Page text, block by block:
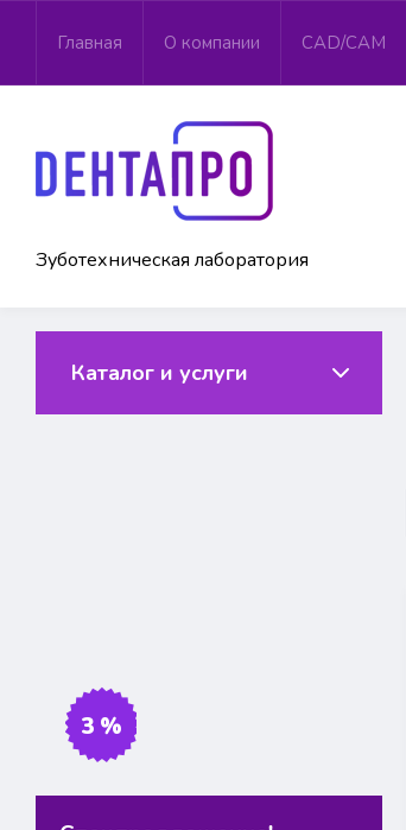
Главная О компании CAD/CAM
Зуботехническая лаборатория
Каталог и услуги
3 %